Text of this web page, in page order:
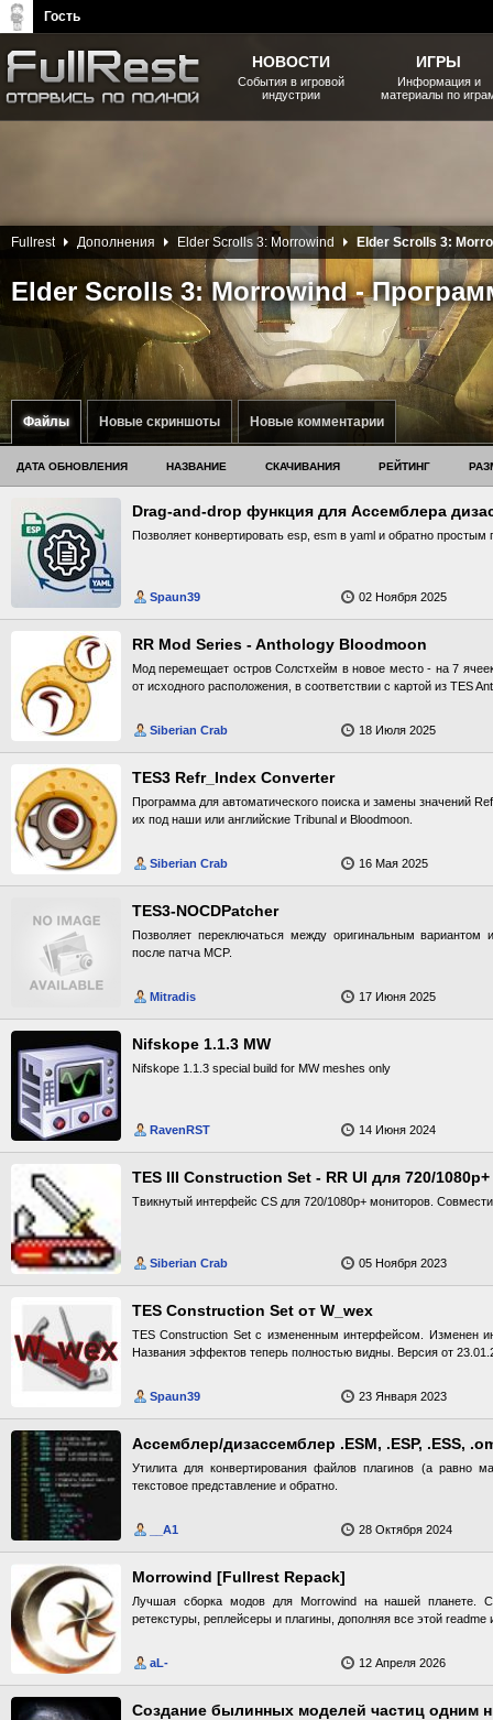
Файлы Новые скриншоты Новые комментарии
Elder Scrolls 3: Morrowind -
Fullrest Дополнения Elder Scrolls 3: Morrowind Elder Scrolls 3:
ДАТА ОБНОВЛЕНИЯ НАЗВАНИЕ СКАЧИВАНИЯ РЕЙТИНГ
Drag-and-drop функция для Ассемблера
Позволяет конвертировать esp, esm в yaml и обратно простым
Spaun39 02 Ноября 2025
RR Mod Series - Anthology Bloodmoon
Мод перемещает остров Солстхейм в новое место - на 7
от исходного расположения, в соответствии с картой из TES
Siberian Crab 18 Июля 2025
TES3 Refr_Index Converter
Программа для автоматического поиска и замены значений
их под наши или английские Tribunal и Bloodmoon.
Siberian Crab 16 Мая 2025
TES3-NOCDPatcher
Позволяет переключаться между оригинальным вариантом
после патча MCP.
Mitradis 17 Июня 2025
Nifskope 1.1.3 MW
Nifskope 1.1.3 special build for MW meshes only
RavenRST 14 Июня 2024
TES III Construction Set - RR UI для 720/
Твикнутый интерфейс CS для 720/1080p+ мониторов.
Siberian Crab 05 Ноября 2023
TES Construction Set от W_wex
TES Construction Set с измененным интерфейсом. Изменен
Названия эффектов теперь полностью видны. Версия от
Spaun39 23 Января 2023
Ассемблер/дизассемблер .ESM, .ESP, .ESS,
Утилита для конвертирования файлов плагинов (а равно
текстовое представление и обратно.
__A1 28 Октября 2024
Morrowind [Fullrest Repack]
Лучшая сборка модов для Morrowind на нашей планете.
ретекстуры, реплейсеры и плагины, дополняя все этой readme
aL- 12 Апреля 2026
Создание былинных моделей частиц одним
НОВОСТИ
События в игровой
индустрии
ИГРЫ
Информация и
материалы по
Гость